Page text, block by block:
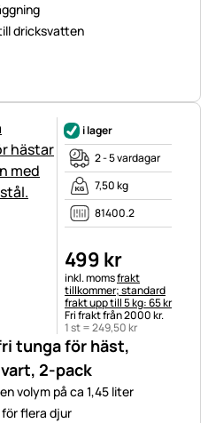
dricksvatten
tunga för häst,
2-pack
volym på ca 1,45 liter
flera djur
i lager
2 - 5 vardagar
7,50 kg
81400.2
499 kr
Skatteinformation:
inkl. momsfrakt
tillkommer; standard
frakt upp till 5 kg: 65 kr
Fri frakt från 2000 kr.
1 st =249,50kr